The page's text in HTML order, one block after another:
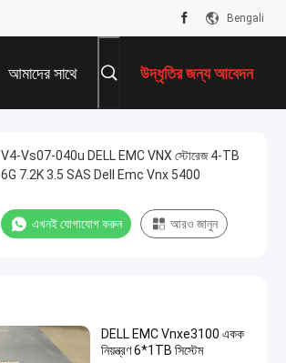
Bengali
আমাদের সাথে
যোগাযোগ করুন
উদ্ধৃতির জন্য আবেদন
V4-Vs07-040u DELL EMC VNX স্টোরেজ 4-TB
6G 7.2K 3.5 SAS Dell Emc Vnx 5400
এখনই যোগাযোগ করুন আরও জানুন
DELL EMC Vnxe3100 একক
নিয়ন্ত্রণ 6*1TB সিস্টেম